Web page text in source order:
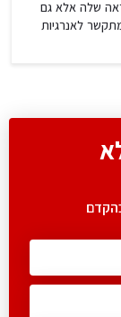
שלה אלא גם
לאנרגיות